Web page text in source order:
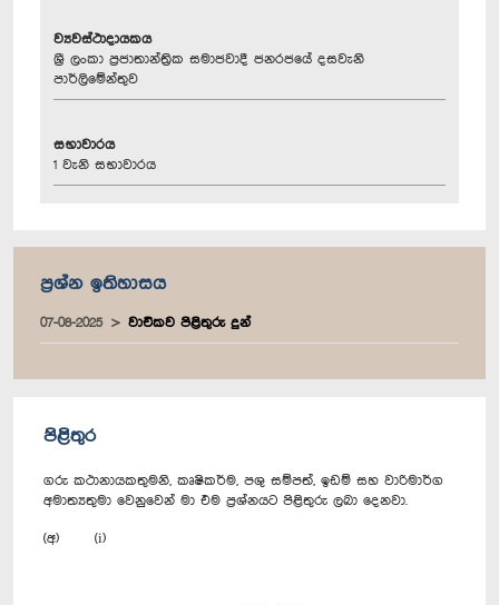
ව්‍යවස්ථාදායකය
ශ්‍රී ලංකා ප්‍රජාතාන්ත්‍රික සමාජවාදී ජනරජයේ දසවැනි
පාර්ලිමේන්තුව
සභාවාරය
1 වැනි සභාවාරය
ප්‍රශ්න ඉතිහාසය
07-08-2025 වාචිකව පිළිතුරු දුන්
පිළිතුර
ගරු කථානායකතුමනි, කෘෂිකර්ම, පශු සම්පත්, ඉඩම් සහ වාරිමාර්ග
අමාත්‍යතුමා වෙනුවෙන් මා එම ප්‍රශ්නයට පිළිතුරු ලබා දෙනවා.
(අ) (i)